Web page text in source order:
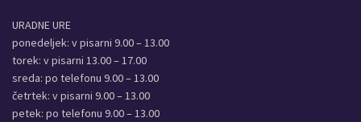
URADNE URE
ponedeljek: v pisarni 9.00 – 13.00
torek: v pisarni 13.00 – 17.00
sreda: po telefonu 9.00 – 13.00
četrtek: v pisarni 9.00 – 13.00
petek: po telefonu 9.00 – 13.00